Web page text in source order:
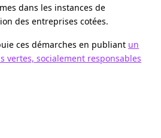
dans les instances de
des entreprises cotées.
ces démarches en publiant un
vertes, socialement responsables